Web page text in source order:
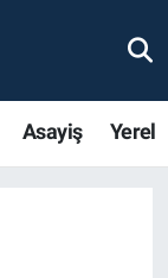
Asayiş Yerel